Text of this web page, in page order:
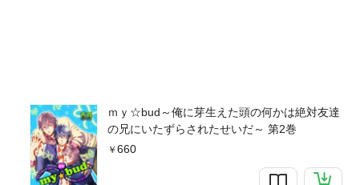
ｍｙ☆bud～俺に芽生えた頭の何かは絶対友達
の兄にいたずらされたせいだ～ 第2巻
660